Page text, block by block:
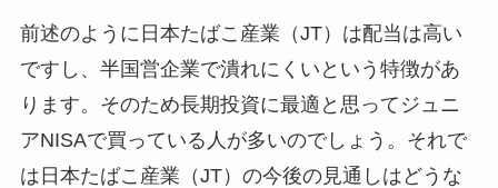
前述のように日本たばこ産業（JT）は配当は高い
ですし、半国営企業で潰れにくいという特徴があ
ります。そのため長期投資に最適と思ってジュニ
アNISAで買っている人が多いのでしょう。それで
は日本たばこ産業（JT）の今後の見通しはどうな